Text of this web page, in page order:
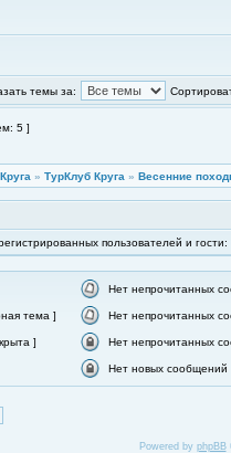
темы за:
5 ]
» ТурКлуб Круга » Весенние
пользователей и гости:
Нет непрочитанных
тема ] Нет непрочитанных
] Нет непрочитанных
Нет новых сообщений
Powered by phpBB